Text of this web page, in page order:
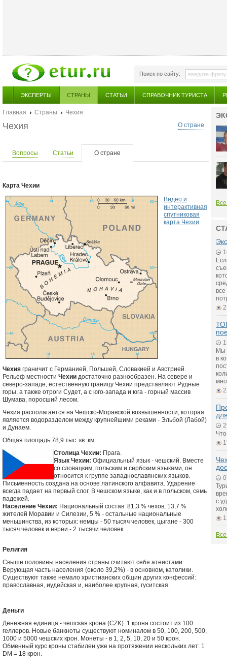
Поиск по сайту:
ЭКСПЕРТЫ СТРАНЫ СТАТЬИ СПРАВОЧНИК ТУРИСТА
Главная Страны
Чехия
О стране
Чехия
Вопросы Статьи О стране
Карта Чехии
Видео и
интерактивная
спутниковая
карта Чехии
Чехия граничит с Германией, Польшей, Словакией и Австрией.
Рельеф местности Чехии достаточно разнообразен. На севере и
северо-западе, естественную границу Чехии представляют Рудные
горы, а также отроги Судет, а с юго-запада и юга - горный массив
Шумава, поросший лесом.
Чехия располагается на Чешско-Моравской возвышенности, которая
является водоразделом между крупнейшими реками - Эльбой (Лабой)
и Дунаем.
Общая площадь 78,9 тыс. кв. км.
Столица Чехии: Прага.
Язык Чехии: Официальный язык - чешский. Вместе
со словацким, польским и сербским языками, он
относится к группе западнославянских языков.
Письменность создана на основе латинского алфавита. Ударение
всегда падает на первый слог. В чешском языке, как и в польском, семь
падежей.
Население Чехии: Национальный состав: 81,3 % чехов, 13,7 %
жителей Моравии и Силезии, 5 % - остальные национальные
меньшинства, из которых: немцы - 50 тысяч человек, цыгане - 300
тысяч человек и евреи - 2 тысячи человек.
Религия
Свыше половины населения страны считают себя атеистами.
Верующая часть населения (около 39,2%) - в основном, католики.
Существуют также немало христианских общин других конфессий:
православная, иудейская и, наиболее крупная, гуситская.
Деньги
Денежная единица - чешская крона (CZK). 1 крона состоит из 100
геллеров. Новые банкноты существуют номиналом в 50, 100, 200, 500,
1000 и 5000 чешских крон. Монеты - в 1, 2, 5, 10, 20 и 50 крон.
Обменный курс кроны стабилен уже на протяжении нескольких лет: 1
DM = 18 крон.
Мы
в
с